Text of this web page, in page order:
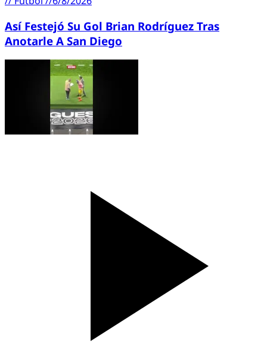
Así Festejó Su Gol Brian Rodríguez Tras
Anotarle A San Diego